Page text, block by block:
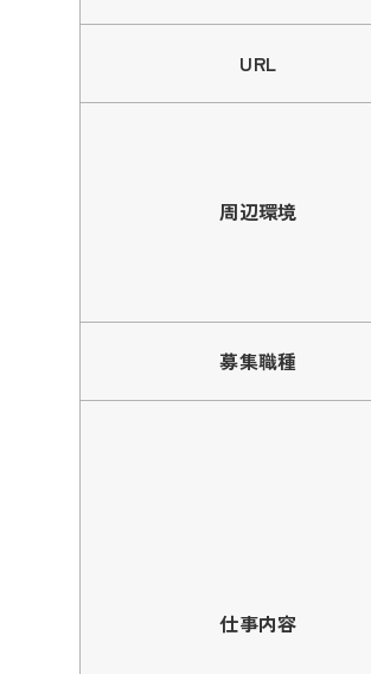
URL
周辺環境
募集職種
仕事内容